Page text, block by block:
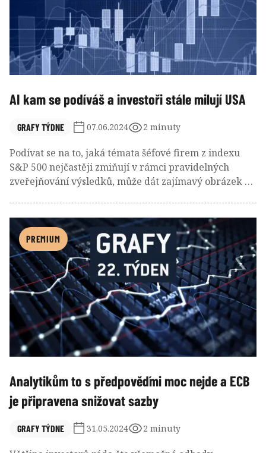
AI kam se podíváš a investoři stále milují USA
GRAFY TÝDNE 07.06.2024 2 minuty
Podívat se na to, jaká témata šéfové firem z indexu
S&P 500 nejčastěji zmiňují v rámci pravidelných
zveřejňování výsledků, může dát zajímavý obrázek o
„milují“.
PREMIUM
Analytikům to s předpověďmi moc nejde a ECB
je připravena snižovat sazby
GRAFY TÝDNE 31.05.2024 2 minuty